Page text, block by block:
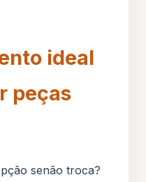
ideal
peças
senão troca?